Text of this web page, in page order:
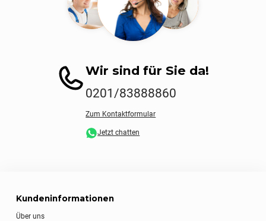
Wir sind für Sie da!
0201/83888860
Zum Kontaktformular
Jetzt chatten
Kundeninformationen
Über uns